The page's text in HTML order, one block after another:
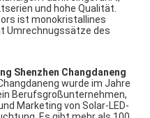
und hohe Qualität.
ist monokristallines
Umrechnugssätze des
Shenzhen Changdaneng
wurde im Jahre
Berufsgroßunternehmen,
Marketing von Solar-LED-